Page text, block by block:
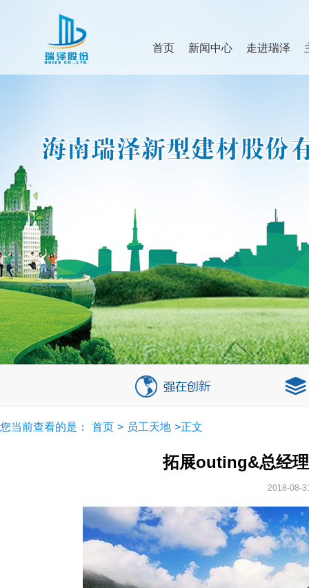
首页 新闻中心 走进瑞泽
您当前查看的是： 首页 > 员工天地 >正文
拓展outing&总经
2018-08-